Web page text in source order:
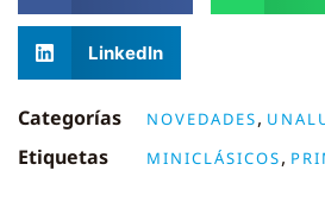
LinkedIn
Categorías NOVEDADES,
Etiquetas MINICLÁSICOS,